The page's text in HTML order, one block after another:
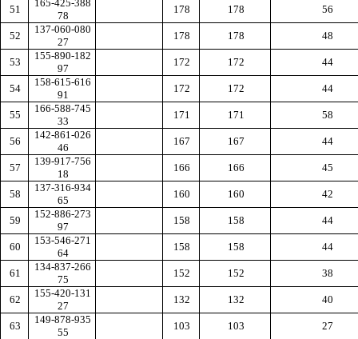
51
165-425-388
78
178 178 56
52
137-060-080
27
178 178 48
53
155-890-182
97
172 172 44
54
158-615-616
91
172 172 44
55
166-588-745
33
171 171 58
56
142-861-026
46
167 167 44
57
139-917-756
18
166 166 45
58
137-316-934
65
160 160 42
59
152-886-273
97
158 158 44
60
153-546-271
64
158 158 44
61
134-837-266
75
152 152 38
62
155-420-131
27
132 132 40
63
149-878-935
55
103 103 27